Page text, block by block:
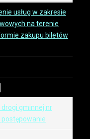
usług w zakresie
na terenie
zakupu biletów
gminnej nr
postępowanie